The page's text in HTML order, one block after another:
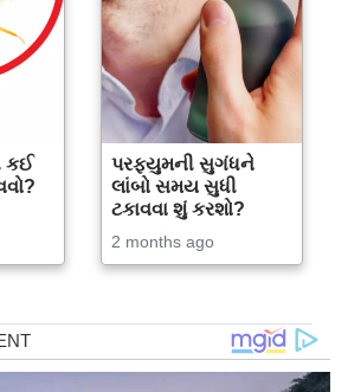
કઈ
પરફ્યુમની સુગંધને
લાંબો સમય સુધી
ટકાવવા શું કરશો?
2 months ago